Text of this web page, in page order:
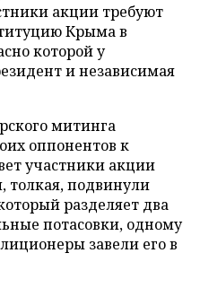
акции требуют
Крыма в
которой у
и независимая
митинга
оппонентов к
участники акции
толкая, подвинули
разделяет два
потасовки, одному
завели его в